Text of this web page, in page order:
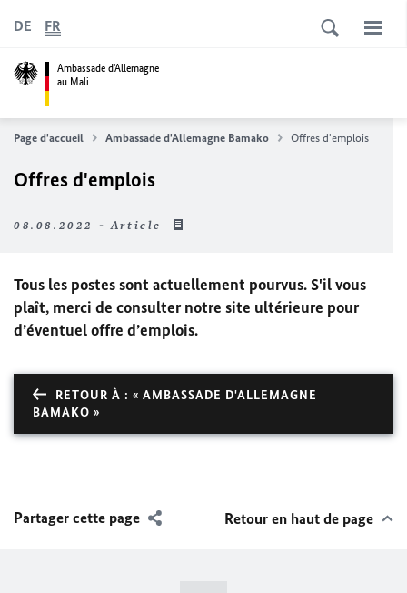
Ambassade d'Allemagne
au Mali
DE FR
Page d'accueil Ambassade d'Allemagne Bamako Offres d'emplois
Offres d'emplois
08.08.2022 - Article
Tous les postes sont actuellement pourvus. S'il vous
plaît, merci de consulter notre site ultérieure pour
d’éventuel offre d’emplois.
RETOUR À : « AMBASSADE D'ALLEMAGNE
BAMAKO »
Partager cette page Retour en haut de page